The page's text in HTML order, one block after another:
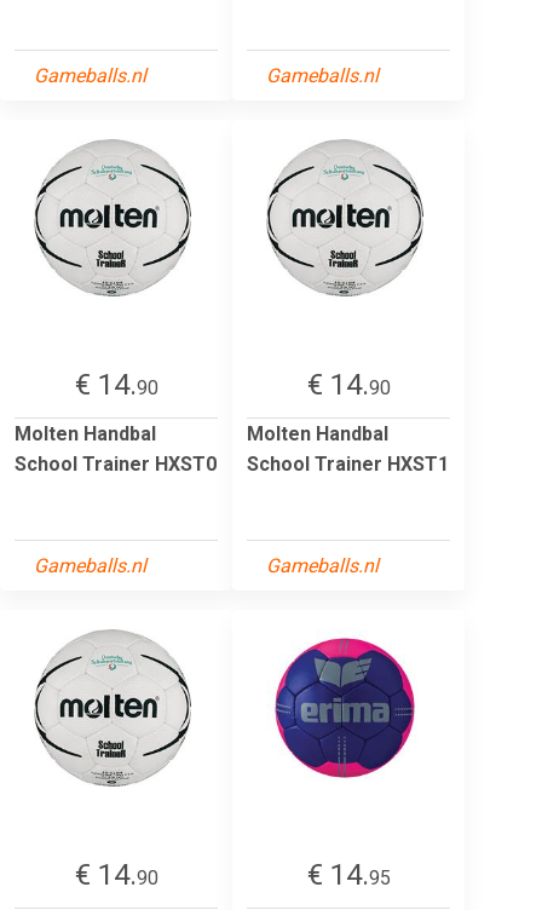
Gameballs.nl Gameballs.nl
€ 14.90
Molten Handbal
School Trainer HXST0
Gameballs.nl
€ 14.90
Molten Handbal
School Trainer HXST1
Gameballs.nl
€ 14.90
€ 14.95